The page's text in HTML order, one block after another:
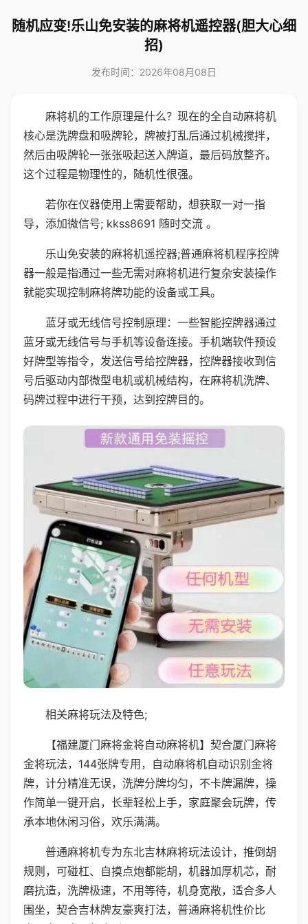
随机应变!乐山免安装的麻将机遥控器(胆大心细
招)
发布时间：2026年08月08日
麻将机的工作原理是什么？现在的全自动麻将机
核心是洗牌盘和吸牌轮，牌被打乱后通过机械搅拌，
然后由吸牌轮一张张吸起送入牌道，最后码放整齐。
这个过程是物理性的，随机性很强。
若你在仪器使用上需要帮助，想获取一对一指
导，添加微信号; kkss8691 随时交流 。
乐山免安装的麻将机遥控器;普通麻将机程序控牌
器一般是指通过一些无需对麻将机进行复杂安装操作
就能实现控制麻将牌功能的设备或工具。
蓝牙或无线信号控制原理：一些智能控牌器通过
蓝牙或无线信号与手机等设备连接。手机端软件预设
好牌型等指令，发送信号给控牌器，控牌器接收到信
号后驱动内部微型电机或机械结构，在麻将机洗牌、
码牌过程中进行干预，达到控牌目的。
相关麻将玩法及特色;
【福建厦门麻将金将自动麻将机】契合厦门麻将
金将玩法，144张牌专用，自动麻将机自动识别金将
牌，计分精准无误，洗牌分牌均匀，不卡牌漏牌，操
作简单一键开启，长辈轻松上手，家庭聚会玩牌，传
承本地休闲习俗，欢乐满满。
普通麻将机专为东北吉林麻将玩法设计，推倒胡
规则，可碰杠、自摸点炮都能胡，机器加厚机芯，耐
磨抗造，洗牌极速，不用等待，机身宽敞，适合多人
围坐，契合吉林牌友豪爽打法，普通麻将机性价比